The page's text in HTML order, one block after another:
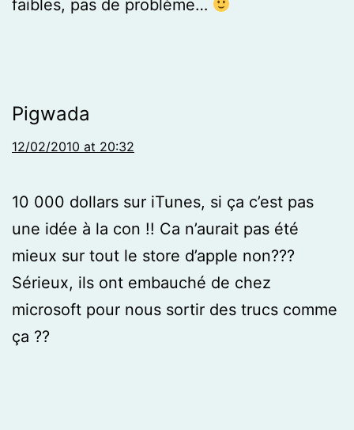
faibles, pas de problème…
Pigwada
12/02/2010 at 20:32
10 000 dollars sur iTunes, si ça c’est pas
une idée à la con !! Ca n’aurait pas été
mieux sur tout le store d’apple non???
Sérieux, ils ont embauché de chez
microsoft pour nous sortir des trucs comme
ça ??